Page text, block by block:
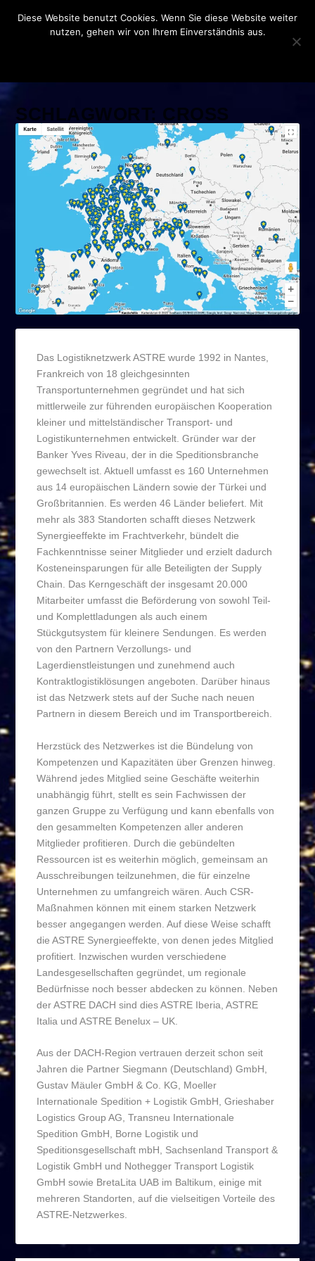
SCHLAGWORT: CROSS
DOCKING
Das Logistiknetzwerk ASTRE wurde 1992 in Nantes,
Frankreich von 18 gleichgesinnten
Transportunternehmen gegründet und hat sich
mittlerweile zur führenden europäischen Kooperation
kleiner und mittelständischer Transport- und
Logistikunternehmen entwickelt. Gründer war der
Banker Yves Riveau, der in die Speditionsbranche
gewechselt ist. Aktuell umfasst es 160 Unternehmen
aus 14 europäischen Ländern sowie der Türkei und
Großbritannien. Es werden 46 Länder beliefert. Mit
mehr als 383 Standorten schafft dieses Netzwerk
Synergieeffekte im Frachtverkehr, bündelt die
Fachkenntnisse seiner Mitglieder und erzielt dadurch
Kosteneinsparungen für alle Beteiligten der Supply
Chain. Das Kerngeschäft der insgesamt 20.000
Mitarbeiter umfasst die Beförderung von sowohl Teil-
und Komplettladungen als auch einem
Stückgutsystem für kleinere Sendungen. Es werden
von den Partnern Verzollungs- und
Lagerdienstleistungen und zunehmend auch
Kontraktlogistiklösungen angeboten. Darüber hinaus
ist das Netzwerk stets auf der Suche nach neuen
Partnern in diesem Bereich und im Transportbereich.
Herzstück des Netzwerkes ist die Bündelung von
Kompetenzen und Kapazitäten über Grenzen hinweg.
Während jedes Mitglied seine Geschäfte weiterhin
unabhängig führt, stellt es sein Fachwissen der
ganzen Gruppe zu Verfügung und kann ebenfalls von
den gesammelten Kompetenzen aller anderen
Mitglieder profitieren. Durch die gebündelten
Ressourcen ist es weiterhin möglich, gemeinsam an
Ausschreibungen teilzunehmen, die für einzelne
Unternehmen zu umfangreich wären. Auch CSR-
Maßnahmen können mit einem starken Netzwerk
besser angegangen werden. Auf diese Weise schafft
die ASTRE Synergieeffekte, von denen jedes Mitglied
profitiert. Inzwischen wurden verschiedene
Landesgesellschaften gegründet, um regionale
Bedürfnisse noch besser abdecken zu können. Neben
der ASTRE DACH sind dies ASTRE Iberia, ASTRE
Italia und ASTRE Benelux – UK.
Aus der DACH-Region vertrauen derzeit schon seit
Jahren die Partner Siegmann (Deutschland) GmbH,
Gustav Mäuler GmbH & Co. KG, Moeller
Internationale Spedition + Logistik GmbH, Grieshaber
Logistics Group AG, Transneu Internationale
Spedition GmbH, Borne Logistik und
Speditionsgesellschaft mbH, Sachsenland Transport &
Logistik GmbH und Nothegger Transport Logistik
GmbH sowie BretaLita UAB im Baltikum, einige mit
mehreren Standorten, auf die vielseitigen Vorteile des
ASTRE-Netzwerkes.
Diese Website benutzt Cookies. Wenn Sie diese Website weiter
nutzen, gehen wir von Ihrem Einverständnis aus.